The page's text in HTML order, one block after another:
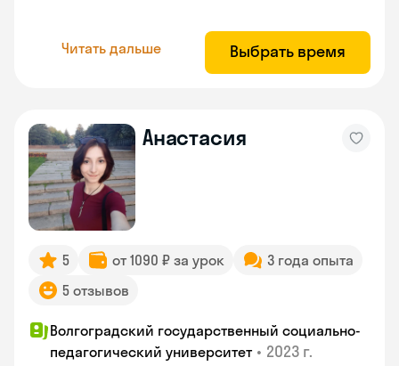
Читать дальше Выбрать время
Анастасия
5 от 1090 ₽ за урок
3 года опыта
5 отзывов
Волгоградский государственный социально-
педагогический университет • 2023 г.